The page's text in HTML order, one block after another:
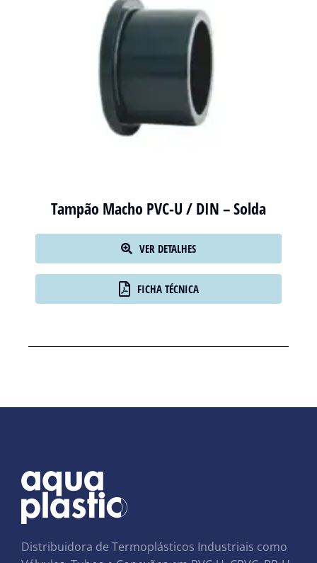
Tampão Macho PVC-U / DIN – Solda
VER DETALHES
FICHA TÉCNICA
Distribuidora de Termoplásticos Industriais como